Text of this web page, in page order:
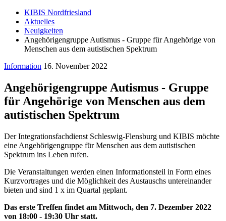
KIBIS Nordfriesland
Aktuelles
Neuigkeiten
Angehörigengruppe Autismus - Gruppe für Angehörige von
Menschen aus dem autistischen Spektrum
Information 16. November 2022
Angehörigengruppe Autismus - Gruppe
für Angehörige von Menschen aus dem
autistischen Spektrum
Der Integrationsfachdienst Schleswig-Flensburg und KIBIS möchte
eine Angehörigengruppe für Menschen aus dem autistischen
Spektrum ins Leben rufen.
Die Veranstaltungen werden einen Informationsteil in Form eines
Kurzvortrages und die Möglichkeit des Austauschs untereinander
bieten und sind 1 x im Quartal geplant.
Das erste Treffen findet am Mittwoch, den 7. Dezember 2022
von 18:00 - 19:30 Uhr statt.